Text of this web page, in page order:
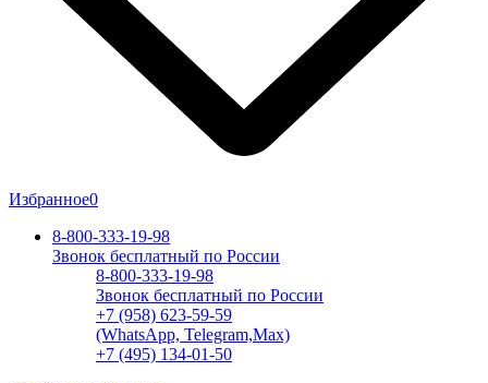
Избранное0
8-800-333-19-98
Звонок бесплатный по России
8-800-333-19-98
Звонок бесплатный по России
+7 (958) 623-59-59
(WhatsApp, Telegram,Max)
+7 (495) 134-01-50